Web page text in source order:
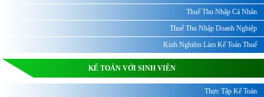
Thuế Thu Nhập Cá Nhân
Thuế Thu Nhập Doanh Nghiệp
Kinh Nghiệm Làm Kế Toán Thuế
KẾ TOÁN VỚI SINH VIÊN
Thực Tập Kế Toán